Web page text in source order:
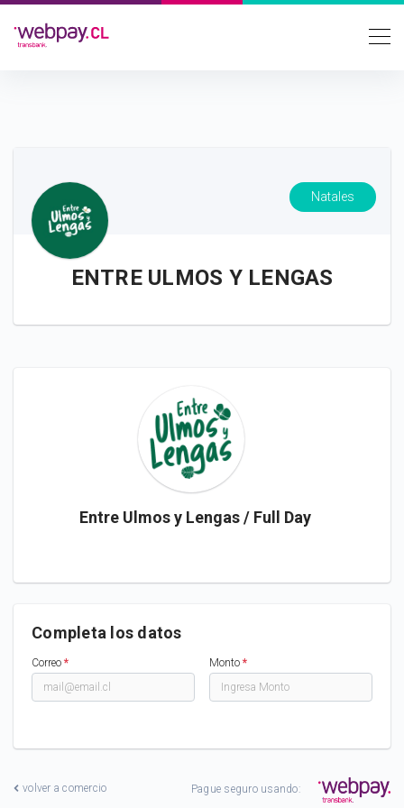
Natales
ENTRE ULMOS Y LENGAS
Entre Ulmos y Lengas / Full Day
Completa los datos
Correo * Monto *
volver a comercio Pague seguro usando: